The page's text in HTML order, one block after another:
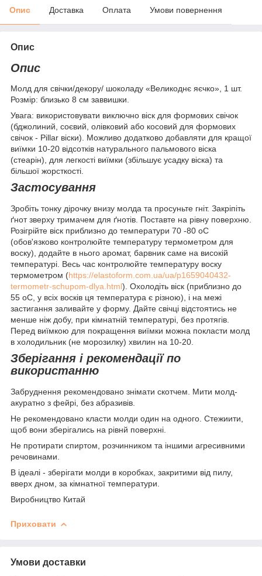
Опис Доставка Оплата Умови повернення
Опис
Опис
Молд для свічки/декору/ шоколаду «Великоднє яєчко», 1 шт.
Розмір: близько 8 см заввишки.
Увага: використовувати виключно віск для формових свічок
(бджолиний, соєвий, олівковий або косовий для формових
свічок - Pillar віски). Можливо додатково добавляти для кращої
виїмки 10-20 відсотків натурального пальмового віска
(стеарін), для легкості виїмки (збільшує усадку віска) та
більшої жорсткості.
Застосування
Зробіть тонку дірочку внизу молда та просуньте гніт. Закріпіть
ґнот зверху тримачем для ґнотів. Поставте на рівну поверхню.
Розігрійте віск приблизно до температури 70 -80 оС
(обов'язково контролюйте температуру термометром для
воску), додайте в нього аромат, барвник саме на високій
температурі. Весь час контролюйте температуру воску
термометром (https://elastoform.com.ua/ua/p1659040432-
termometr-schupom-dlya.html). Охолодіть віск (приблизно до
55 оС, у всіх восків ця температура є різною), і на межі
застигання заливайте у форму. Дайте свічці відстоятись не
менше ніж добу, при кімнатній температурі, без протягів.
Перед виїмкою для покращення виїмки можна покласти молд
в холодильник (не морозилку) хвилин на 10-20.
Зберігання і рекомендації по
використанню
Забруднення рекомендовано знімати скотчем. Мити молд-
акуратно з фейрі, без абразивів.
Не рекомендовано класти молди один на одного. Стежиити,
щоб вони зберігались на рівнй поверхні.
Не протирати спиртом, розчинником та іншими агресивними
речовинами.
В ідеалі - зберігати молди в коробках, закритими від пилу,
вверх дном, за кімнатної температури.
Виробництво Китай
Приховати
Умови доставки